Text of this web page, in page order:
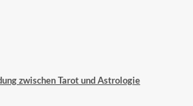
zwischen Tarot und Astrologie